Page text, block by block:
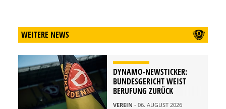
WEITERE NEWS
DYNAMO-NEWSTICKER:
BUNDESGERICHT WEIST
BERUFUNG ZURÜCK
VEREIN - 06. AUGUST 2026